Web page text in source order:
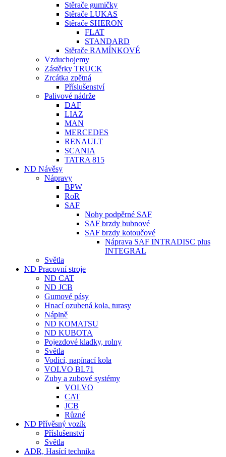
Stěrače gumičky
Stěrače LUKAS
Stěrače SHERON
FLAT
STANDARD
Stěrače RAMÍNKOVÉ
Vzduchojemy
Zástěrky TRUCK
Zrcátka zpětná
Příslušenství
Palivové nádrže
DAF
LIAZ
MAN
MERCEDES
RENAULT
SCANIA
TATRA 815
ND Návěsy
Nápravy
BPW
RoR
SAF
Nohy podpěrné SAF
SAF brzdy bubnové
SAF brzdy kotoučové
Náprava SAF INTRADISC plus
INTEGRAL
Světla
ND Pracovní stroje
ND CAT
ND JCB
Gumové pásy
Hnací ozubená kola, turasy
Náplně
ND KOMATSU
ND KUBOTA
Pojezdové kladky, rolny
Světla
Vodící, napínací kola
VOLVO BL71
Zuby a zubové systémy
VOLVO
CAT
JCB
Různé
ND Přívěsný vozík
Příslušenství
Světla
ADR, Hasící technika